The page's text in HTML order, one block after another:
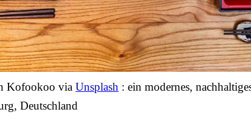
Kofookoo viaUnsplash : ein modernes,
Deutschland